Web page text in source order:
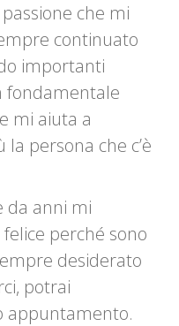
che mi
continuato
importanti
fondamentale
mi aiuta a
persona che c’è
da anni mi
perché sono
desiderato
potrai
appuntamento.